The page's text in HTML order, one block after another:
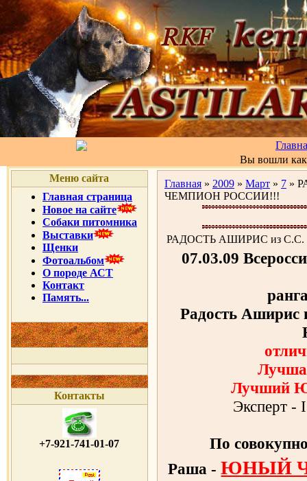
Вы вошли
Меню сайта
Главная страница
Новое на сайте
Собаки питомника
Выставки
Щенки
Фотоальбом
О породе АСТ
Контакт
Память...
Контакты
+7-921-741-01-07
Главная » 2009 » Март » 7 »
ЧЕМПИОН РОССИИ!!!
РАДОСТЬ АШИРИС из
07.03.09
Радость Аширис
Лучший
Эксперт -
По
Раша -ЮНЫЙ